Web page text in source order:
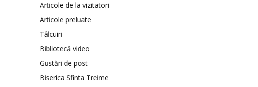
Articole de la vizitatori
Articole preluate
Tâlcuiri
Bibliotecă video
Gustări de post
Biserica Sfinta Treime